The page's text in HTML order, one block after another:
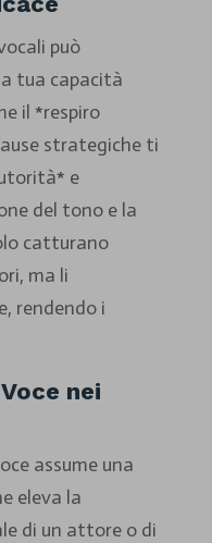
può
tua capacità
il *respiro
strategiche ti
e
del tono e la
catturano
ma li
rendendo i
nei
assume una
eleva la
di un attore o di